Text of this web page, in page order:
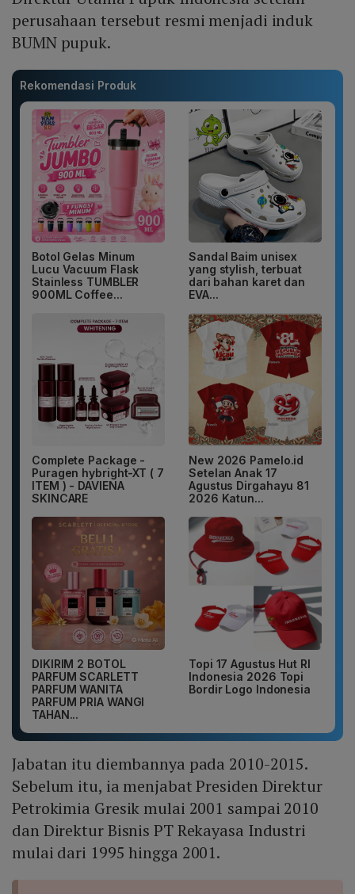
perusahaan tersebut resmi menjadi induk
BUMN pupuk.
Rekomendasi Produk
Botol Gelas Minum
Lucu Vacuum Flask
Stainless TUMBLER
900ML Coffee...
Sandal Baim unisex
yang stylish, terbuat
dari bahan karet dan
EVA...
Complete Package -
Puragen hybright-XT ( 7
ITEM ) - DAVIENA
SKINCARE
New 2026 Pamelo.id
Setelan Anak 17
Agustus Dirgahayu 81
2026 Katun...
DIKIRIM 2 BOTOL
PARFUM SCARLETT
PARFUM WANITA
PARFUM PRIA WANGI
TAHAN...
Topi 17 Agustus Hut RI
Indonesia 2026 Topi
Bordir Logo Indonesia
Jabatan itu diembannya pada 2010-2015.
Sebelum itu, ia menjabat Presiden Direktur
Petrokimia Gresik mulai 2001 sampai 2010
dan Direktur Bisnis PT Rekayasa Industri
mulai dari 1995 hingga 2001.